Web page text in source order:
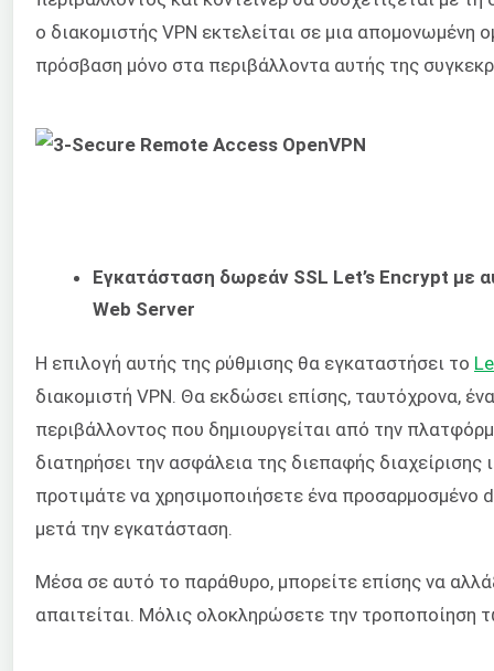
ο διακομιστής VPN εκτελείται σε μια απομονωμένη
πρόσβαση μόνο στα περιβάλλοντα αυτής της
Εγκατάσταση δωρεάν SSL Let’s Encrypt με
Web Server
Η επιλογή αυτής της ρύθμισης θα εγκαταστήσει το
διακομιστή VPN. Θα εκδώσει επίσης, ταυτόχρονα,
περιβάλλοντος που δημιουργείται από την
διατηρήσει την ασφάλεια της διεπαφής
προτιμάτε να χρησιμοποιήσετε ένα προσαρμοσμένο
μετά την εγκατάσταση.
Μέσα σε αυτό το παράθυρο, μπορείτε επίσης να
απαιτείται. Μόλις ολοκληρώσετε την τροποποίηση